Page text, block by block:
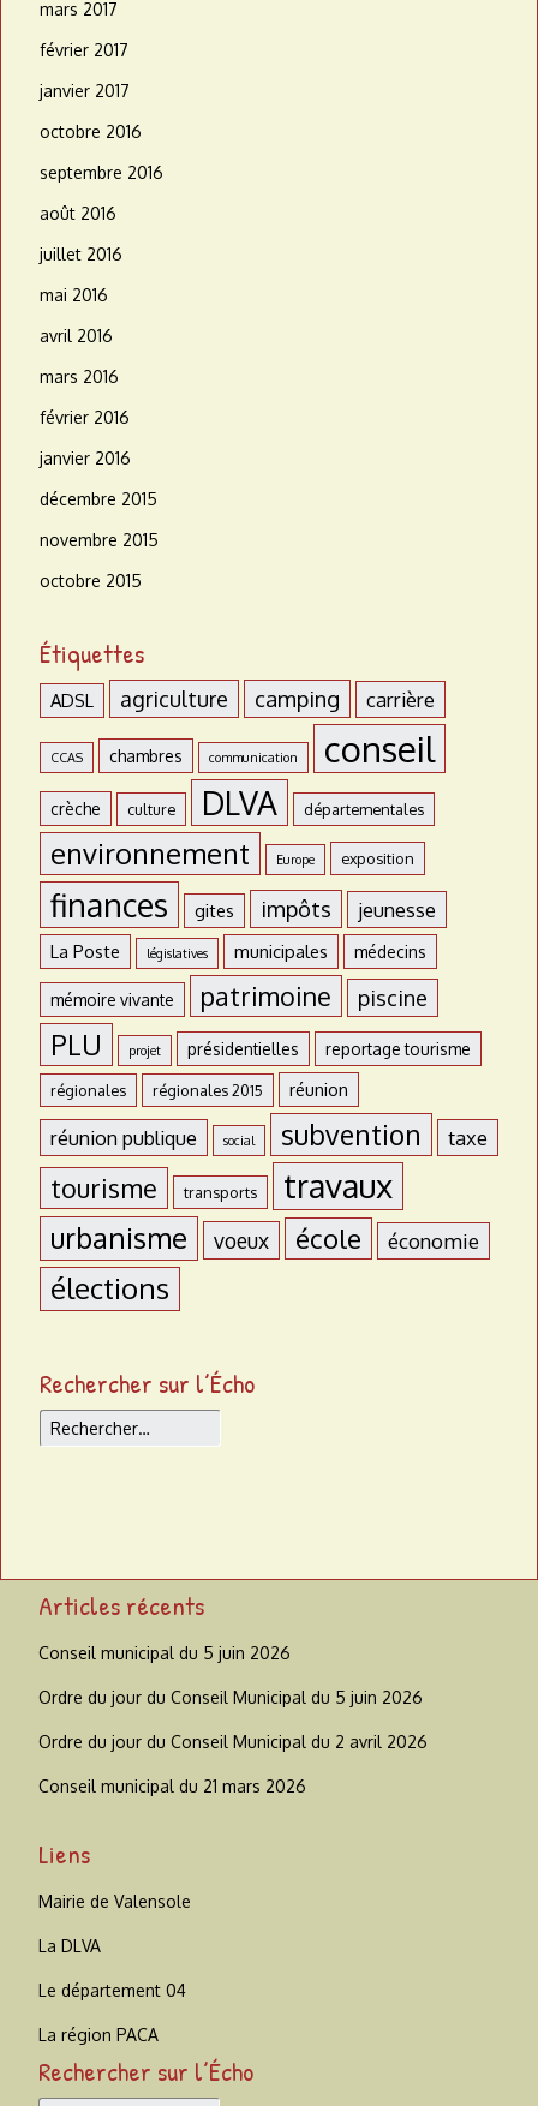
mars 2017
février 2017
janvier 2017
octobre 2016
septembre 2016
août 2016
juillet 2016
mai 2016
avril 2016
mars 2016
février 2016
janvier 2016
décembre 2015
novembre 2015
octobre 2015
Étiquettes
ADSL agriculture camping carrière
CCAS chambres communication conseil
crèche culture DLVA départementales
environnement Europe exposition
finances gites impôts jeunesse
La Poste législatives municipales médecins
mémoire vivante patrimoine piscine
PLU projet présidentielles reportage tourisme
régionales régionales 2015 réunion
réunion publique social subvention taxe
tourisme transports travaux
urbanisme voeux école économie
élections
Rechercher sur l’Écho
Rechercher
Articles récents
Conseil municipal du 5 juin 2026
Ordre du jour du Conseil Municipal du 5 juin 2026
Ordre du jour du Conseil Municipal du 2 avril 2026
Conseil municipal du 21 mars 2026
Liens
Mairie de Valensole
La DLVA
Le département 04
La région PACA
Rechercher sur l’Écho